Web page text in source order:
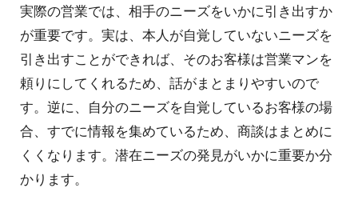
実際の営業では、相手のニーズをいかに引き出すか
が重要です。実は、本人が自覚していないニーズを
引き出すことができれば、そのお客様は営業マンを
頼りにしてくれるため、話がまとまりやすいので
す。逆に、自分のニーズを自覚しているお客様の場
合、すでに情報を集めているため、商談はまとめに
くくなります。潜在ニーズの発見がいかに重要か分
かります。